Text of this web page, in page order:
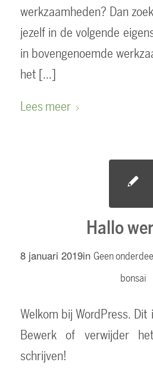
werkzaamheden? Dan
jezelf in de volgende
in bovengenoemde
het […]
Lees meer
Hallo
8 januari 2019in Geen
bonsai
Welkom bij WordPress.
Bewerk of verwijder
schrijven!